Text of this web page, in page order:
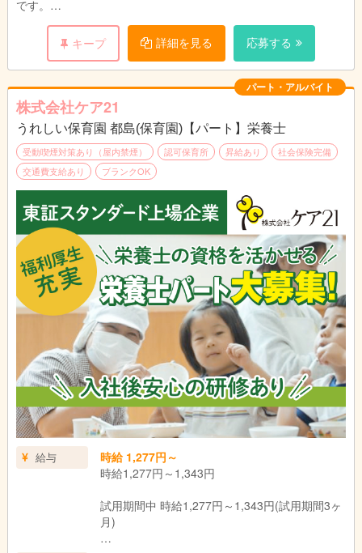
です。
園児や保育スタッフと顔を合わせる事ができるので、
ご意見をすぐに料理に反映でき、
調理人としてスキルアップも期待できます。
キープ 詳細を見る 応募する
パート・アルバイト
株式会社ケア21
うれしい保育園 都島(保育園)【パート】栄養士
受動喫煙対策あり（屋内禁煙） 認可保育所 昇給あり
社会保険完備
交通費支給あり
ブランクOK
給与
時給 1,277円～
時給1,277円～1,343円
試用期間中 時給1,277円～1,343円(試用期間3ヶ
月)